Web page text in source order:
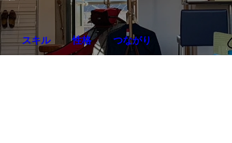
スキル 性格 つながり